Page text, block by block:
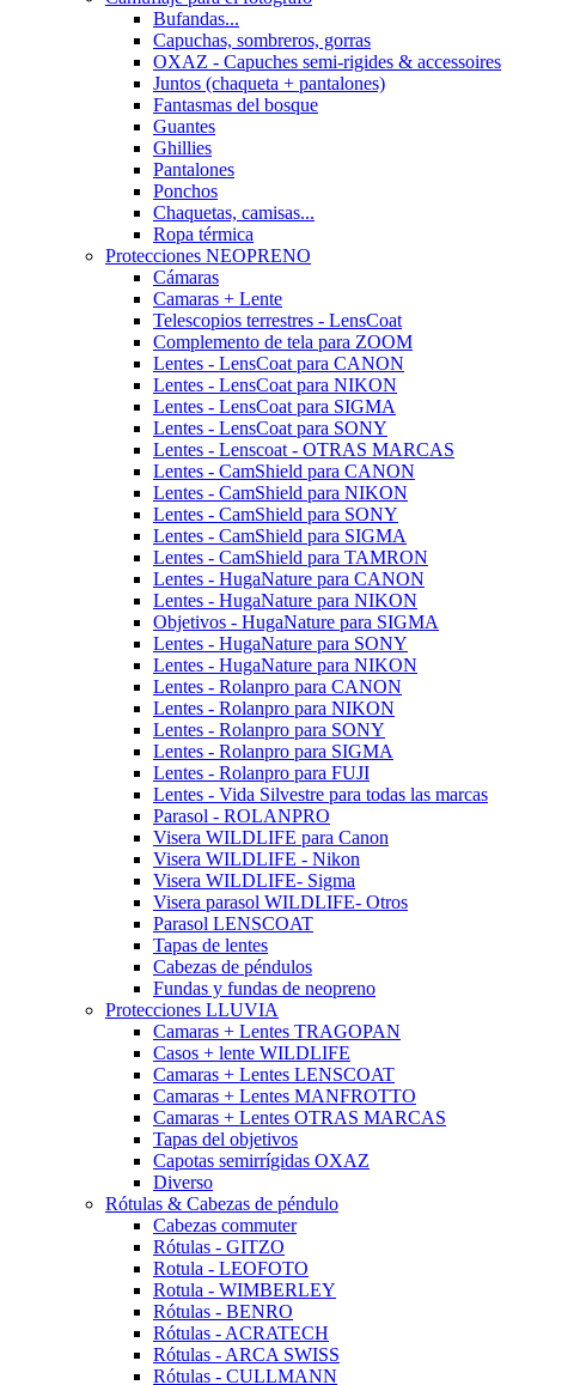
Bufandas...
Capuchas, sombreros, gorras
OXAZ - Capuches semi-rigides & accessoires
Juntos (chaqueta + pantalones)
Fantasmas del bosque
Guantes
Ghillies
Pantalones
Ponchos
Chaquetas, camisas...
Ropa térmica
Protecciones NEOPRENO
Cámaras
Camaras + Lente
Telescopios terrestres - LensCoat
Complemento de tela para ZOOM
Lentes - LensCoat para CANON
Lentes - LensCoat para NIKON
Lentes - LensCoat para SIGMA
Lentes - LensCoat para SONY
Lentes - Lenscoat - OTRAS MARCAS
Lentes - CamShield para CANON
Lentes - CamShield para NIKON
Lentes - CamShield para SONY
Lentes - CamShield para SIGMA
Lentes - CamShield para TAMRON
Lentes - HugaNature para CANON
Lentes - HugaNature para NIKON
Objetivos - HugaNature para SIGMA
Lentes - HugaNature para SONY
Lentes - HugaNature para NIKON
Lentes - Rolanpro para CANON
Lentes - Rolanpro para NIKON
Lentes - Rolanpro para SONY
Lentes - Rolanpro para SIGMA
Lentes - Rolanpro para FUJI
Lentes - Vida Silvestre para todas las marcas
Parasol - ROLANPRO
Visera WILDLIFE para Canon
Visera WILDLIFE - Nikon
Visera WILDLIFE- Sigma
Visera parasol WILDLIFE- Otros
Parasol LENSCOAT
Tapas de lentes
Cabezas de péndulos
Fundas y fundas de neopreno
Protecciones LLUVIA
Camaras + Lentes TRAGOPAN
Casos + lente WILDLIFE
Camaras + Lentes LENSCOAT
Camaras + Lentes MANFROTTO
Camaras + Lentes OTRAS MARCAS
Tapas del objetivos
Capotas semirrígidas OXAZ
Diverso
Rótulas & Cabezas de péndulo
Cabezas commuter
Rótulas - GITZO
Rotula - LEOFOTO
Rotula - WIMBERLEY
Rótulas - BENRO
Rótulas - ACRATECH
Rótulas - ARCA SWISS
Rótulas - CULLMANN